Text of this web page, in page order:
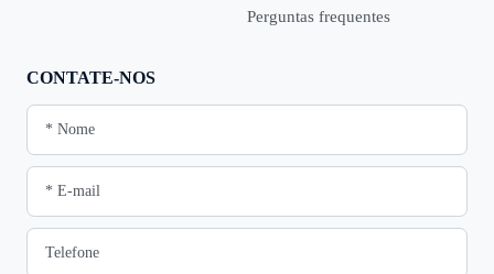
Perguntas frequentes
CONTATE-NOS